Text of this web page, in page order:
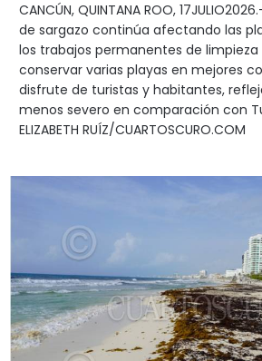
CANCÚN, QUINTANA ROO,
de sargazo continúa afectando las
los trabajos permanentes de
conservar varias playas en mejores
disfrute de turistas y habitantes,
menos severo en comparación con
ELIZABETH RUÍZ/CUARTOSCURO.COM